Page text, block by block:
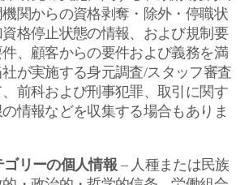
関からの資格剥奪・除外・停職状
格停止状態の情報、および規制要
、顧客からの要件および義務を満
が実施する身元調査/スタッフ審査
前科および刑事犯罪、取引に関す
情報などを収集する場合もありま
ゴリーの個人情報 – 人種または民族